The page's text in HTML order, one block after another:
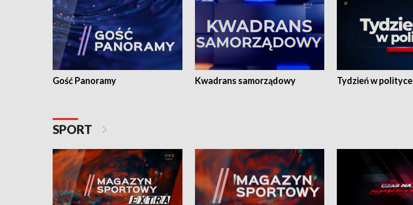
Gość Panoramy Kwadrans samorządowy Tydzień w polityce
SPORT